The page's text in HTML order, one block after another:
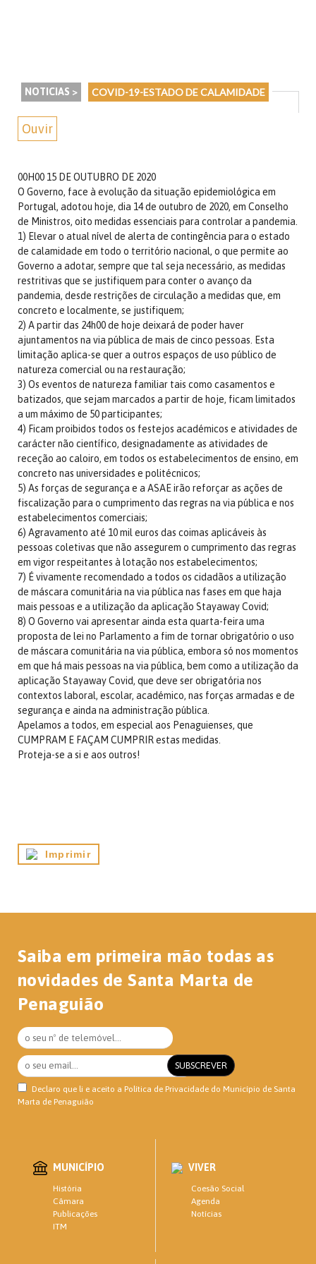
NOTICIAS > COVID-19-ESTADO DE CALAMIDADE
Ouvir
00H00 15 DE OUTUBRO DE 2020
O Governo, face à evolução da situação epidemiológica em
Portugal, adotou hoje, dia 14 de outubro de 2020, em Conselho
de Ministros, oito medidas essenciais para controlar a pandemia.
1) Elevar o atual nível de alerta de contingência para o estado
de calamidade em todo o território nacional, o que permite ao
Governo a adotar, sempre que tal seja necessário, as medidas
restritivas que se justifiquem para conter o avanço da
pandemia, desde restrições de circulação a medidas que, em
concreto e localmente, se justifiquem;
2) A partir das 24h00 de hoje deixará de poder haver
ajuntamentos na via pública de mais de cinco pessoas. Esta
limitação aplica-se quer a outros espaços de uso público de
natureza comercial ou na restauração;
3) Os eventos de natureza familiar tais como casamentos e
batizados, que sejam marcados a partir de hoje, ficam limitados
a um máximo de 50 participantes;
4) Ficam proibidos todos os festejos académicos e atividades de
carácter não científico, designadamente as atividades de
receção ao caloiro, em todos os estabelecimentos de ensino, em
concreto nas universidades e politécnicos;
5) As forças de segurança e a ASAE irão reforçar as ações de
fiscalização para o cumprimento das regras na via pública e nos
estabelecimentos comerciais;
6) Agravamento até 10 mil euros das coimas aplicáveis às
pessoas coletivas que não assegurem o cumprimento das regras
em vigor respeitantes à lotação nos estabelecimentos;
7) É vivamente recomendado a todos os cidadãos a utilização
de máscara comunitária na via pública nas fases em que haja
mais pessoas e a utilização da aplicação Stayaway Covid;
8) O Governo vai apresentar ainda esta quarta-feira uma
proposta de lei no Parlamento a fim de tornar obrigatório o uso
de máscara comunitária na via pública, embora só nos momentos
em que há mais pessoas na via pública, bem como a utilização da
aplicação Stayaway Covid, que deve ser obrigatória nos
contextos laboral, escolar, académico, nas forças armadas e de
segurança e ainda na administração pública.
Apelamos a todos, em especial aos Penaguienses, que
CUMPRAM E FAÇAM CUMPRIR estas medidas.
Proteja-se a si e aos outros!
Imprimir
Saiba em primeira mão todas as
novidades de Santa Marta de
Penaguião
Declaro que li e aceito a Política de Privacidade do Município de Santa
Marta de Penaguião
MUNICÍPIO
História
Câmara
Publicações
ITM
VIVER
Coesão Social
Agenda
Notícias